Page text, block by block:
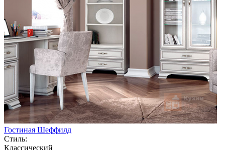
Гостиная Шеффилд
Стиль:
Классический